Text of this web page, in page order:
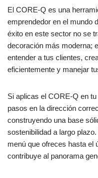
El CORE-Q es una
emprendedor en el mundo
éxito en este sector no se
decoración más moderna;
entender a tus clientes,
eficientemente y manejar
Si aplicas el CORE-Q en
pasos en la dirección
construyendo una base
sostenibilidad a largo
menú que ofreces hasta el
contribuye al panorama